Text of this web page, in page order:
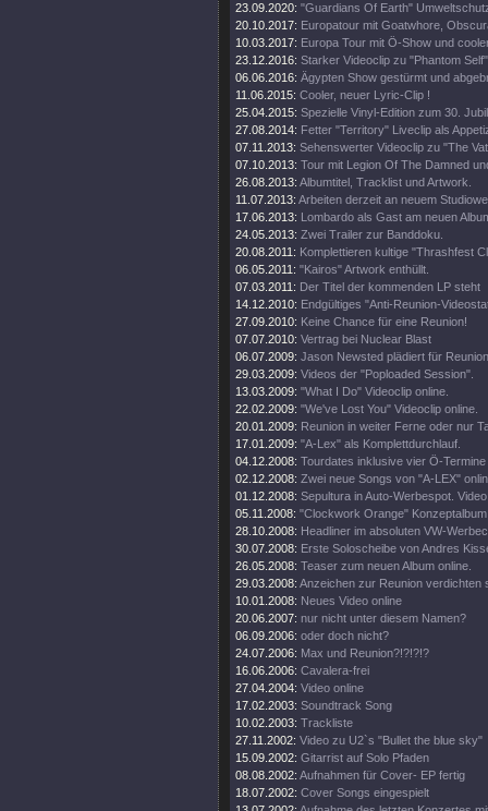
23.09.2020: "Guardians Of Earth"
20.10.2017: Europatour mit Goatwhore,
10.03.2017: Europa Tour mit Ö-Show und
23.12.2016: Starker Videoclip zu "Phantom
06.06.2016: Ägypten Show gestürmt und
11.06.2015: Cooler, neuer Lyric-Clip !
25.04.2015: Spezielle Vinyl-Edition zum 30.
27.08.2014: Fetter "Territory" Liveclip als
07.11.2013: Sehenswerter Videoclip zu "The
07.10.2013: Tour mit Legion Of The Damned
26.08.2013: Albumtitel, Tracklist und Artwork.
11.07.2013: Arbeiten derzeit an neuem
17.06.2013: Lombardo als Gast am neuen
24.05.2013: Zwei Trailer zur Banddoku.
20.08.2011: Komplettieren kultige "Thrashfest
06.05.2011: "Kairos" Artwork enthüllt.
07.03.2011: Der Titel der kommenden LP steht
14.12.2010: Endgültiges "Anti-Reunion-
27.09.2010: Keine Chance für eine Reunion!
07.07.2010: Vertrag bei Nuclear Blast
06.07.2009: Jason Newsted plädiert für
29.03.2009: Videos der "Poploaded Session".
13.03.2009: "What I Do" Videoclip online.
22.02.2009: "We've Lost You" Videoclip online.
20.01.2009: Reunion in weiter Ferne oder nur
17.01.2009: "A-Lex" als Komplettdurchlauf.
04.12.2008: Tourdates inklusive vier Ö-Termine
02.12.2008: Zwei neue Songs von "A-LEX"
01.12.2008: Sepultura in Auto-Werbespot.
05.11.2008: "Clockwork Orange"
28.10.2008: Headliner im absoluten VW-
30.07.2008: Erste Soloscheibe von Andres
26.05.2008: Teaser zum neuen Album online.
29.03.2008: Anzeichen zur Reunion verdichten
10.01.2008: Neues Video online
20.06.2007: nur nicht unter diesem Namen?
06.09.2006: oder doch nicht?
24.07.2006: Max und Reunion?!?!?!?
16.06.2006: Cavalera-frei
27.04.2004: Video online
17.02.2003: Soundtrack Song
10.02.2003: Trackliste
27.11.2002: Video zu U2`s "Bullet the blue sky"
15.09.2002: Gitarrist auf Solo Pfaden
08.08.2002: Aufnahmen für Cover- EP fertig
18.07.2002: Cover Songs eingespielt